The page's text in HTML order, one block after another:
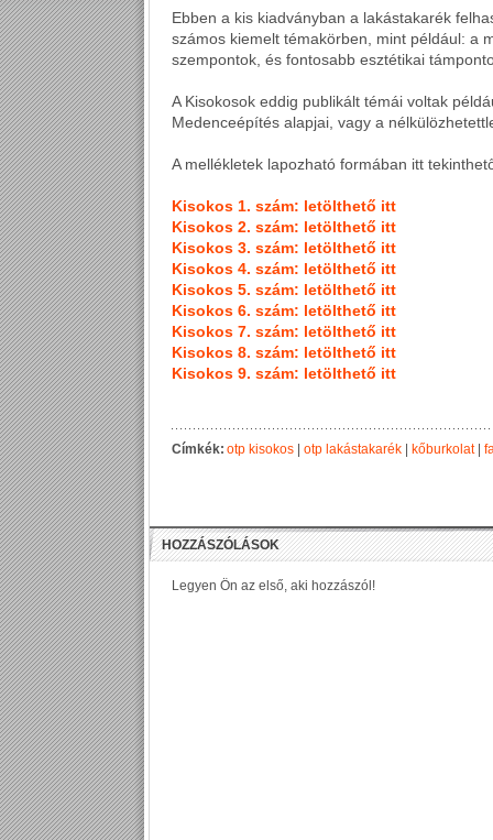
Ebben a kis kiadványban a lakástakarék
számos kiemelt témakörben, mint például: a
szempontok, és fontosabb esztétikai
A Kisokosok eddig publikált témái voltak
Medenceépítés alapjai, vagy a
A mellékletek lapozható formában itt
Kisokos 1. szám: letölthető itt
Kisokos 2. szám: letölthető itt
Kisokos 3. szám: letölthető itt
Kisokos 4. szám: letölthető itt
Kisokos 5. szám: letölthető itt
Kisokos 6. szám: letölthető itt
Kisokos 7. szám: letölthető itt
Kisokos 8. szám: letölthető itt
Kisokos 9. szám: letölthető itt
Címkék:otp kisokos otp lakástakarék kőburkolat|